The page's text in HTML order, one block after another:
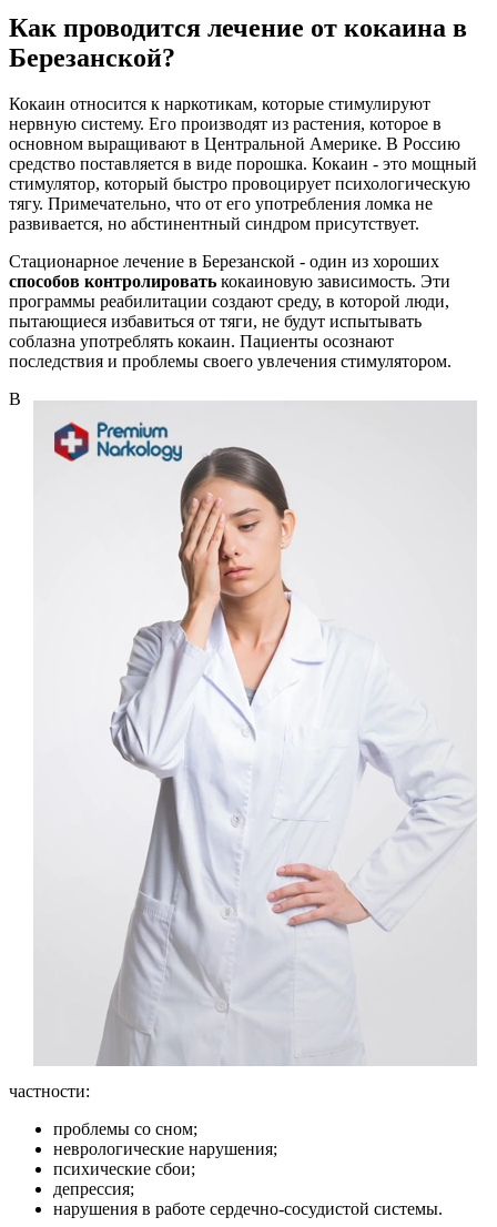
Как проводится лечение от кокаина в
Березанской?
Кокаин относится к наркотикам, которые стимулируют
нервную систему. Его производят из растения, которое в
основном выращивают в Центральной Америке. В Россию
средство поставляется в виде порошка. Кокаин - это мощный
стимулятор, который быстро провоцирует психологическую
тягу. Примечательно, что от его употребления ломка не
развивается, но абстинентный синдром присутствует.
Стационарное лечение в Березанской - один из хороших
способов контролировать кокаиновую зависимость. Эти
программы реабилитации создают среду, в которой люди,
пытающиеся избавиться от тяги, не будут испытывать
соблазна употреблять кокаин. Пациенты осознают
последствия и проблемы своего увлечения стимулятором.
В
частности:
проблемы со сном;
неврологические нарушения;
психические сбои;
депрессия;
нарушения в работе сердечно-сосудистой системы.